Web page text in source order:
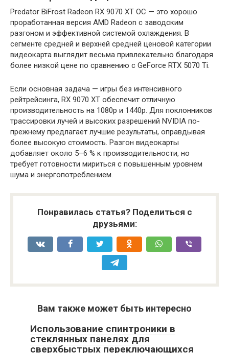
Predator BiFrost Radeon RX 9070 XT OC — это хорошо
проработанная версия AMD Radeon с заводским
разгоном и эффективной системой охлаждения. В
сегменте средней и верхней средней ценовой категории
видеокарта выглядит весьма привлекательно благодаря
более низкой цене по сравнению с GeForce RTX 5070 Ti.
Если основная задача — игры без интенсивного
рейтрейсинга, RX 9070 XT обеспечит отличную
производительность на 1080p и 1440p. Для поклонников
трассировки лучей и высоких разрешений NVIDIA по-
прежнему предлагает лучшие результаты, оправдывая
более высокую стоимость. Разгон видеокарты
добавляет около 5–6 % к производительности, но
требует готовности мириться с повышенным уровнем
шума и энергопотреблением.
Понравилась статья? Поделиться с
друзьями:
Вам также может быть интересно
Использование спинтроники в
стеклянных панелях для
сверхбыстрых переключающихся